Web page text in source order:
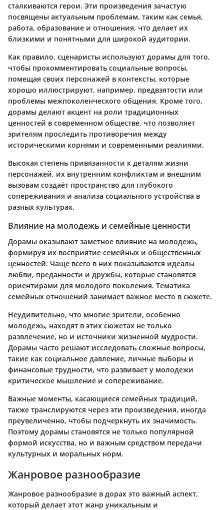
сталкиваются герои. Эти произведения зачастую
посвящены актуальным проблемам, таким как семья,
работа, образование и отношения, что делает их
близкими и понятными для широкой аудитории.
Как правило, сценаристы используют дорамы для того,
чтобы прокомментировать социальные вопросы,
помещая своих персонажей в контексты, которые
хорошо иллюстрируют, например, предвзятости или
проблемы межпоколенческого общения. Кроме того,
дорамы делают акцент на роли традиционных
ценностей в современном обществе, что позволяет
зрителям проследить противоречия между
историческими корнями и современными реалиями.
Высокая степень привязанности к деталям жизни
персонажей, их внутренним конфликтам и внешним
вызовам создаёт пространство для глубокого
сопереживания и анализа социального устройства в
разных культурах.
Влияние на молодежь и семейные ценности
Дорамы оказывают заметное влияние на молодежь,
формируя их восприятие семейных и общественных
ценностей. Чаще всего в них показываются идеалы
любви, преданности и дружбы, которые становятся
ориентирами для молодого поколения. Тематика
семейных отношений занимает важное место в сюжете.
Неудивительно, что многие зрители, особенно
молодежь, находят в этих сюжетах не только
развлечение, но и источники жизненной мудрости.
Дорамы часто решают исследовать сложные вопросы,
такие как социальное давление, личные выборы и
финансовые трудности, что развивает у молодежи
критическое мышление и сопереживание.
Важные моменты, касающиеся семейных традиций,
также транслируются через эти произведения, иногда
преувеличенно, чтобы подчеркнуть их значимость.
Поэтому дорамы становятся не только популярной
формой искусства, но и важным средством передачи
культурных и моральных норм.
Жанровое разнообразие
Жанровое разнообразие в дорах это важный аспект,
который делает этот жанр уникальным и